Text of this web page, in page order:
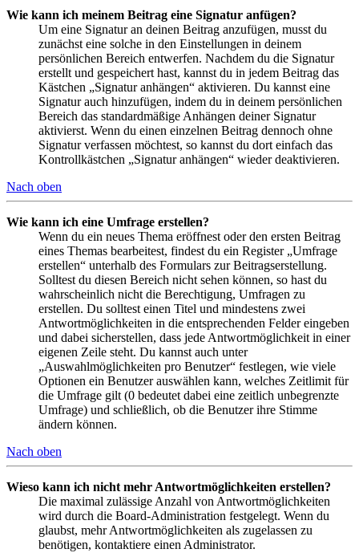
Wie kann ich meinem Beitrag eine Signatur anfügen?
Um eine Signatur an deinen Beitrag anzufügen, musst du
zunächst eine solche in den Einstellungen in deinem
persönlichen Bereich entwerfen. Nachdem du die Signatur
erstellt und gespeichert hast, kannst du in jedem Beitrag das
Kästchen „Signatur anhängen“ aktivieren. Du kannst eine
Signatur auch hinzufügen, indem du in deinem persönlichen
Bereich das standardmäßige Anhängen deiner Signatur
aktivierst. Wenn du einen einzelnen Beitrag dennoch ohne
Signatur verfassen möchtest, so kannst du dort einfach das
Kontrollkästchen „Signatur anhängen“ wieder deaktivieren.
Nach oben
Wie kann ich eine Umfrage erstellen?
Wenn du ein neues Thema eröffnest oder den ersten Beitrag
eines Themas bearbeitest, findest du ein Register „Umfrage
erstellen“ unterhalb des Formulars zur Beitragserstellung.
Solltest du diesen Bereich nicht sehen können, so hast du
wahrscheinlich nicht die Berechtigung, Umfragen zu
erstellen. Du solltest einen Titel und mindestens zwei
Antwortmöglichkeiten in die entsprechenden Felder eingeben
und dabei sicherstellen, dass jede Antwortmöglichkeit in einer
eigenen Zeile steht. Du kannst auch unter
„Auswahlmöglichkeiten pro Benutzer“ festlegen, wie viele
Optionen ein Benutzer auswählen kann, welches Zeitlimit für
die Umfrage gilt (0 bedeutet dabei eine zeitlich unbegrenzte
Umfrage) und schließlich, ob die Benutzer ihre Stimme
ändern können.
Nach oben
Wieso kann ich nicht mehr Antwortmöglichkeiten erstellen?
Die maximal zulässige Anzahl von Antwortmöglichkeiten
wird durch die Board-Administration festgelegt. Wenn du
glaubst, mehr Antwortmöglichkeiten als zugelassen zu
benötigen, kontaktiere einen Administrator.